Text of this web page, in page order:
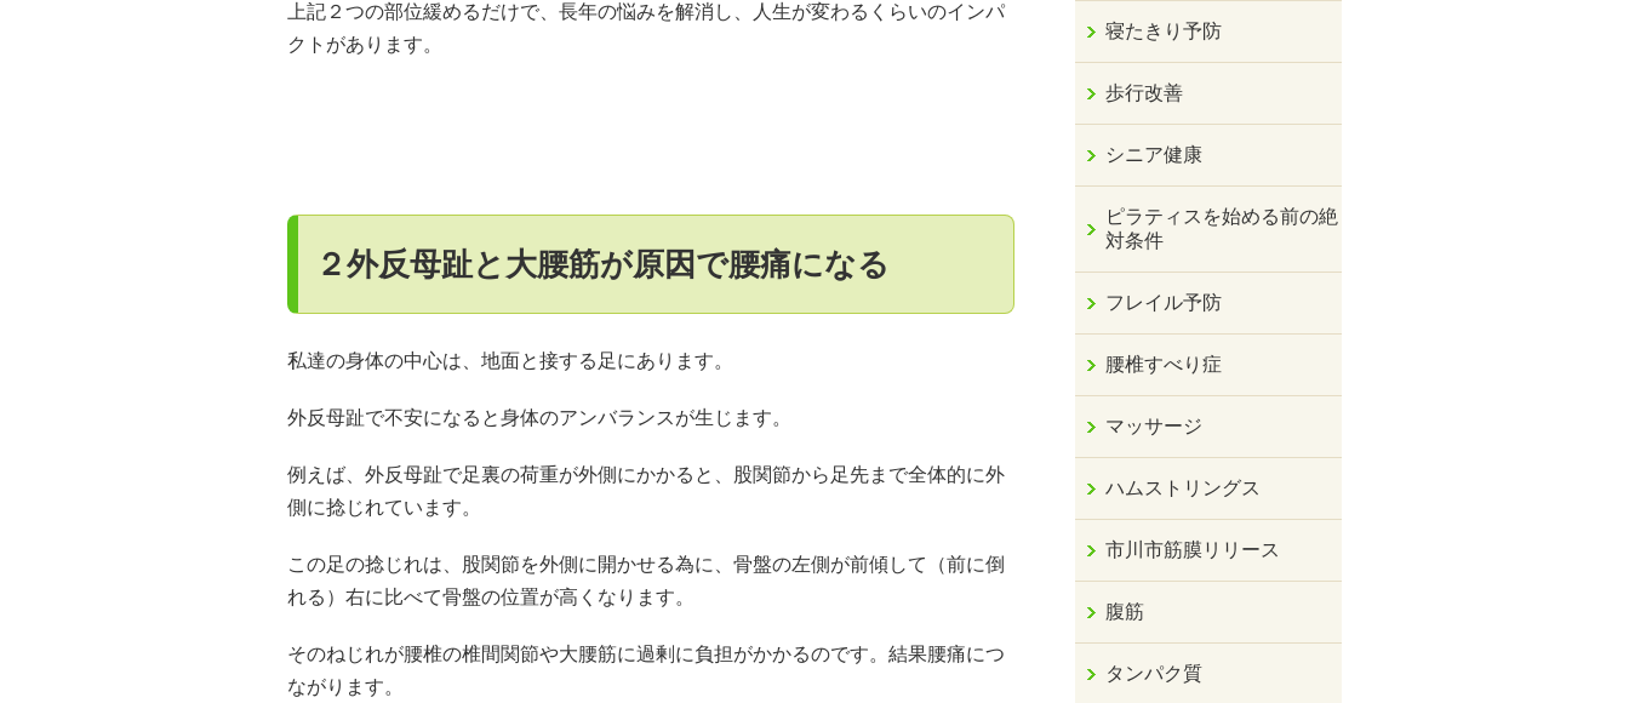
上記２つの部位緩めるだけで、長年の悩みを解消し、人生が変わるくらいのインパ
クトがあります。
２外反母趾と大腰筋が原因で腰痛になる
私達の身体の中心は、地面と接する足にあります。
外反母趾で不安になると身体のアンバランスが生じます。
例えば、外反母趾で足裏の荷重が外側にかかると、股関節から足先まで全体的に外
側に捻じれています。
この足の捻じれは、股関節を外側に開かせる為に、骨盤の左側が前傾して（前に倒
れる）右に比べて骨盤の位置が高くなります。
そのねじれが腰椎の椎間関節や大腰筋に過剰に負担がかかるのです。結果腰痛につ
ながります。
寝たきり予防
歩行改善
シニア健康
ピラティスを始める前の絶
対条件
フレイル予防
腰椎すべり症
マッサージ
ハムストリングス
市川市筋膜リリース
腹筋
タンパク質